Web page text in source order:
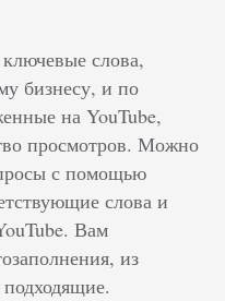
слова,
бизнесу, и по
на YouTube,
просмотров. Можно
с помощью
слова и
Вам
из